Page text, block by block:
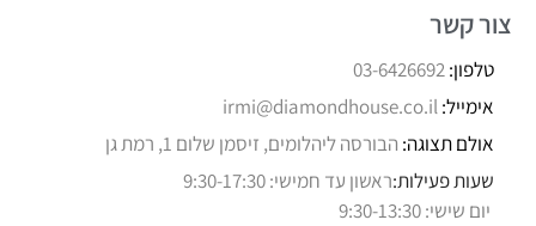
צור קשר
טלפון:03-6426692
אימייל:irmi@diamondhouse.co.il
אולם תצוגה: הבורסה ליהלומים, זיסמן שלום 1, רמת גן
שעות פעילות:ראשון עד חמישי: 9:30-17:30
יום שישי: 9:30-13:30